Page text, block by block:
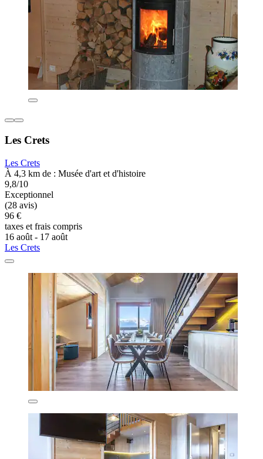
Les Crets
Les Crets
À 4,3 km de : Musée d'art et d'histoire
9,8/10
Exceptionnel
(28 avis)
96 €
taxes et frais compris
16 août - 17 août
Les Crets